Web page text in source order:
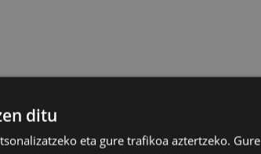
ditu
eta gure trafikoa aztertzeko. Gure